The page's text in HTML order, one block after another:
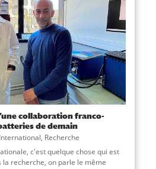
collaboration franco-
de demain
International, Recherche
c'est quelque chose qui est
la recherche, on parle le même